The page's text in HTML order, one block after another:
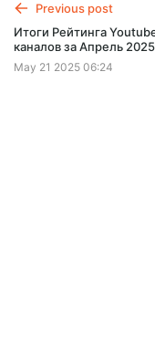
Previous post
Итоги Рейтинга
каналов за Апрель 2025
May 21 2025 06:24